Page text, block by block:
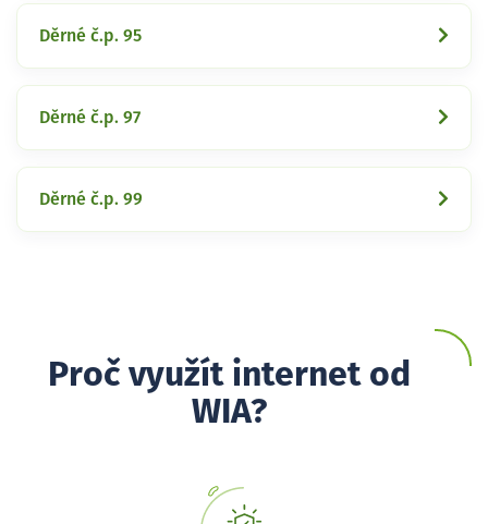
Děrné č.p. 95
Děrné č.p. 97
Děrné č.p. 99
Proč využít internet od
WIA?